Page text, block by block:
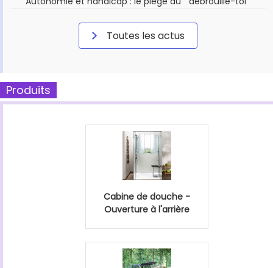
Toutes les actus
Produits
Cabine de douche -
Ouverture à l'arrière